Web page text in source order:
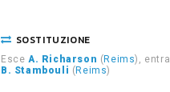
SOSTITUZIONE
Esce A. Richarson ( Reims), entra
B. Stambouli ( Reims)